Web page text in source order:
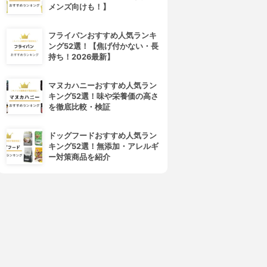
メンズ向けも！】
フライパンおすすめ人気ランキ
ング52選！【焦げ付かない・長
持ち！2026最新】
マヌカハニーおすすめ人気ラン
キング52選！味や栄養価の高さ
を徹底比較・検証
ドッグフードおすすめ人気ラン
キング52選！無添加・アレルギ
ー対策商品を紹介